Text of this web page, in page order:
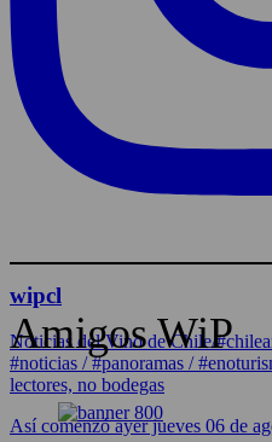
wipcl
Noticias del Vino de Chile/
#noticias / #panoramas /
lectores, no bodegas
Así comenzó ayer jueves 06 de
Amigos WiP